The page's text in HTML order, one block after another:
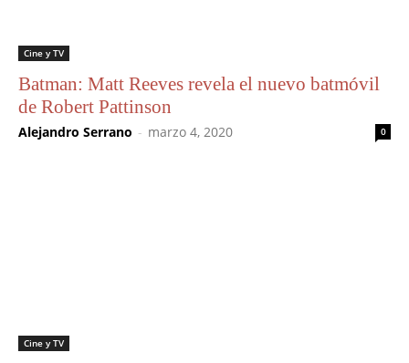
Cine y TV
Batman: Matt Reeves revela el nuevo batmóvil
de Robert Pattinson
Alejandro Serrano - marzo 4, 2020 0
Cine y TV